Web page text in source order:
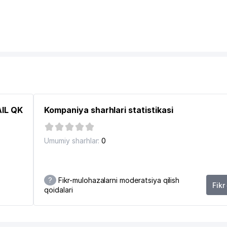
TEATRI
QK
Kompaniya sharhlari statistikasi
Umumiy sharhlar: 0
?
Fikr-mulohazalarni moderatsiya qilish
qoidalari